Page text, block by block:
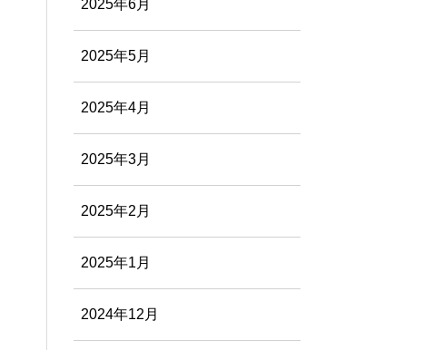
2025年6月
2025年5月
2025年4月
2025年3月
2025年2月
2025年1月
2024年12月